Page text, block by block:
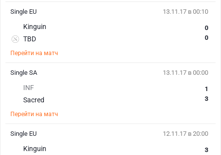
13.11.17 в 00:10
Kinguin
TBD
0
0
Перейти на матч
Single EU
13.11.17 в 00:00
INF
Sacred
1
3
Перейти на матч
Single SA
12.11.17 в 20:00
Kinguin
3
Single EU